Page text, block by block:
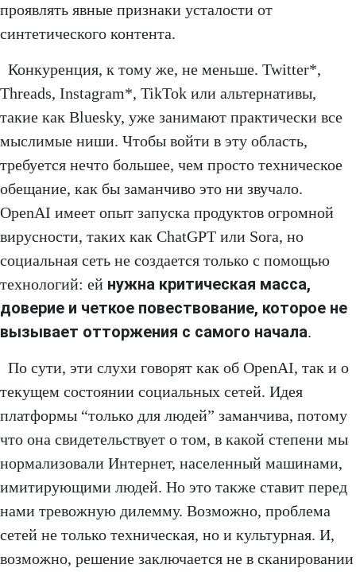
проявлять явные признаки усталости от
синтетического контента.
Конкуренция, к тому же, не меньше. Twitter*,
Threads, Instagram*, TikTok или альтернативы,
такие как Bluesky, уже занимают практически все
мыслимые ниши. Чтобы войти в эту область,
требуется нечто большее, чем просто техническое
обещание, как бы заманчиво это ни звучало.
OpenAI имеет опыт запуска продуктов огромной
вирусности, таких как ChatGPT или Sora, но
социальная сеть не создается только с помощью
технологий: ей нужна критическая масса,
доверие и четкое повествование, которое не
вызывает отторжения с самого начала.
По сути, эти слухи говорят как об OpenAI, так и о
текущем состоянии социальных сетей. Идея
платформы “только для людей” заманчива, потому
что она свидетельствует о том, в какой степени мы
нормализовали Интернет, населенный машинами,
имитирующими людей. Но это также ставит перед
нами тревожную дилемму. Возможно, проблема
сетей не только техническая, но и культурная. И,
возможно, решение заключается не в сканировании